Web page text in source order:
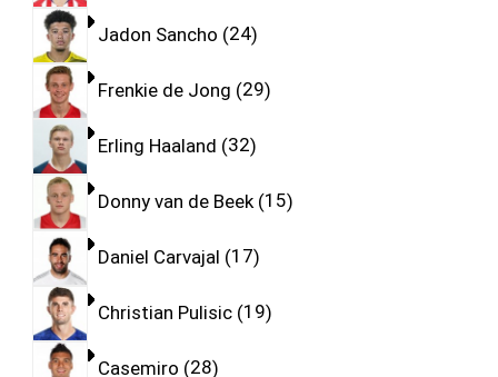
Jadon Sancho 24
Frenkie de Jong 29
Erling Haaland 32
Donny van de Beek 15
Daniel Carvajal 17
Christian Pulisic 19
Casemiro 28